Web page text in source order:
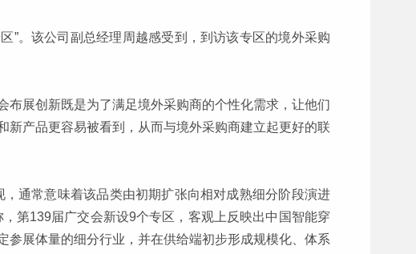
”。该公司副总经理周越感受到，到访该专区的境外采购
展创新既是为了满足境外采购商的个性化需求，让他们
产品更容易被看到，从而与境外采购商建立起更好的联
通常意味着该品类由初期扩张向相对成熟细分阶段演进
第139届广交会新设9个专区，客观上反映出中国智能穿
展体量的细分行业，并在供给端初步形成规模化、体系